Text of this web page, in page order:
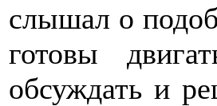
слышал о
готовы
обсуждать и